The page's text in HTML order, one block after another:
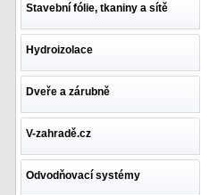
Stavební fólie, tkaniny a sítě
Hydroizolace
Dveře a zárubně
V-zahradě.cz
Odvodňovací systémy